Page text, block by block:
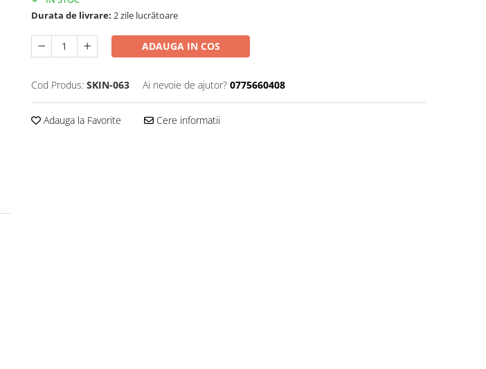
Durata de livrare: 2 zile lucrătoare
ADAUGA IN COS
Cod Produs: SKIN-063 Ai nevoie de ajutor? 0775660408
Adauga la Favorite Cere informatii